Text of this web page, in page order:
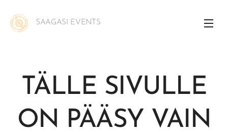
SAAGASI EVENTS
TÄLLE SIVULLE
ON PÄÄSY VAIN